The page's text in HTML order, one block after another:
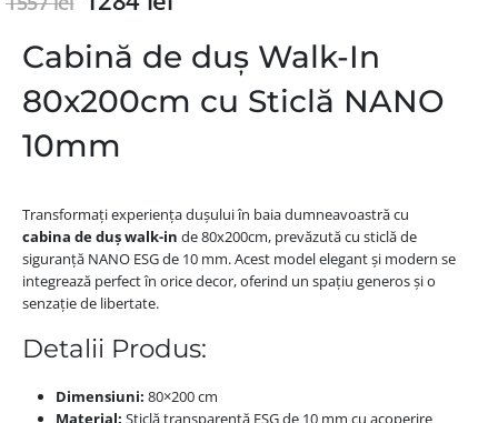
Cabină de duș Walk-In
80x200cm cu Sticlă NANO
10mm
Transformați experiența dușului în baia dumneavoastră cu
cabina de duș walk-in de 80x200cm, prevăzută cu sticlă de
siguranță NANO ESG de 10 mm. Acest model elegant și modern se
integrează perfect în orice decor, oferind un spațiu generos și o
senzație de libertate.
Detalii Produs:
Dimensiuni: 80×200 cm
Material: Sticlă transparentă ESG de 10 mm cu acoperire